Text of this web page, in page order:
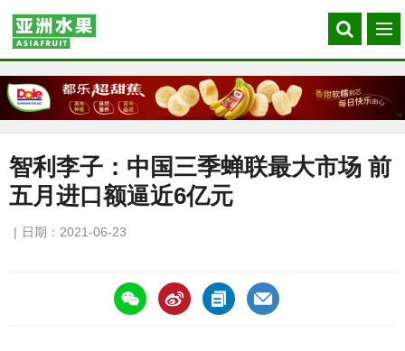
Search
our
菜
单
智利李子：中国三季蝉联最大市场 前
五月进口额逼近6亿元
日期：2021-06-23
https://asiafruitchina.net/20873.html